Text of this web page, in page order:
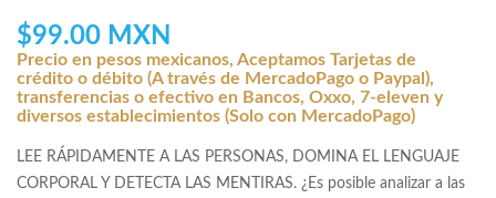
$99.00 MXN
Precio en pesos mexicanos, Aceptamos Tarjetas de
crédito o débito (A través de MercadoPago o Paypal),
transferencias o efectivo en Bancos, Oxxo, 7-eleven y
diversos establecimientos (Solo con MercadoPago)
LEE RÁPIDAMENTE A LAS PERSONAS, DOMINA EL LENGUAJE
CORPORAL Y DETECTA LAS MENTIRAS. ¿Es posible analizar a las